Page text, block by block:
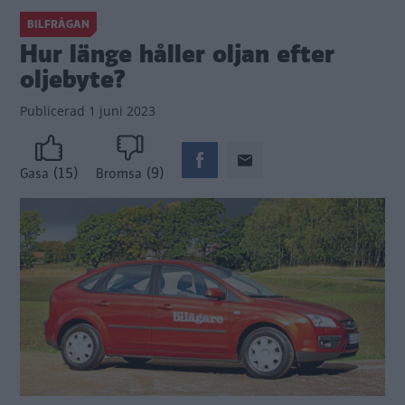
BILFRÅGAN
Hur länge håller oljan efter
oljebyte?
Publicerad 1 juni 2023
Gasa (15) Bromsa (9)